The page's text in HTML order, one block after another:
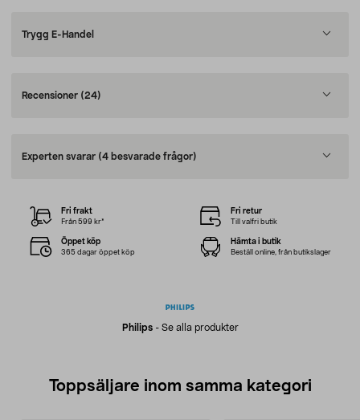
Trygg E-Handel
Recensioner (24)
Experten svarar (4 besvarade frågor)
Philips- Se alla produkter
Fri frakt
Från 599 kr*
Fri retur
Till valfri butik
Öppet köp
365 dagar öppet köp
Hämta i butik
Beställ online, från butikslager
Toppsäljare inom samma kategori